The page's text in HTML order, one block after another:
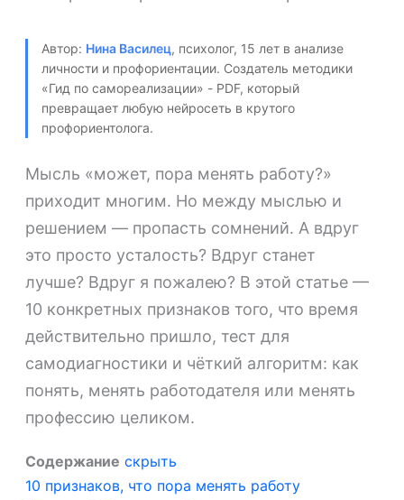
Автор: Нина Василец, психолог, 15 лет в анализе
личности и профориентации. Создатель методики
«Гид по самореализации» - PDF, который
превращает любую нейросеть в крутого
профориентолога.
Мысль «может, пора менять работу?»
приходит многим. Но между мыслью и
решением — пропасть сомнений. А вдруг
это просто усталость? Вдруг станет
лучше? Вдруг я пожалею? В этой статье —
10 конкретных признаков того, что время
действительно пришло, тест для
самодиагностики и чёткий алгоритм: как
понять, менять работодателя или менять
профессию целиком.
Содержание скрыть
10 признаков, что пора менять работу